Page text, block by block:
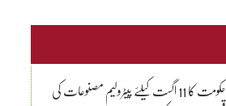
حکومت کا 11 اگست کیلئے پیٹرولیم مصنوعات کی